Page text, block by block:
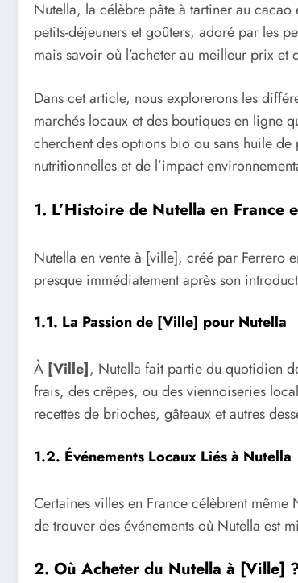
Nutella, la célèbre pâte à tartiner au cacao
petits-déjeuners et goûters, adoré par les
mais savoir où l’acheter au meilleur prix et
Dans cet article, nous explorerons les
marchés locaux et des boutiques en ligne
cherchent des options bio ou sans huile
nutritionnelles et de l’impact
1. L’Histoire de Nutella en France
Nutella en vente à [ville], créé par Ferrero
presque immédiatement après son
1.1. La Passion de [Ville] pour Nutella
À [Ville], Nutella fait partie du quotidien
frais, des crêpes, ou des viennoiseries
recettes de brioches, gâteaux et autres
1.2. Événements Locaux Liés à Nutella
Certaines villes en France célèbrent
de trouver des événements où Nutella est
2. Où Acheter du Nutella à [Ville]